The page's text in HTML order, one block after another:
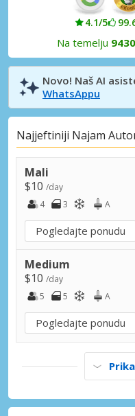
4.1/5
Na temelju
Novo! Naš AI
WhatsAppu
Najjeftiniji Najam
Mali
$10 /day
4
3 A
Pogledajte ponudu
Medium
$10 /day
5
5 A
Pogledajte ponudu